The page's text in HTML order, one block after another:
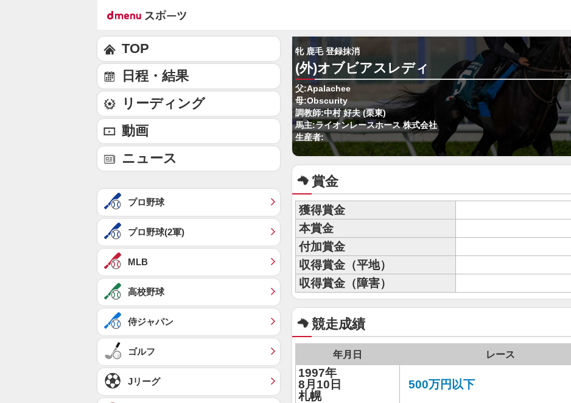
牝 鹿毛 登録抹消
(外)オブビアスレディ
父:Apalachee
母:Obscurity
調教師:中村 好夫 (栗東)
馬主:ライオンレースホース 株式会社
生産者:
賞金
獲得賞金
本賞金
付加賞金
収得賞金（平地）
収得賞金（障害）
競走成績
年月日 レース
1997年
8月10日
札幌
500万円以下
TOP
日程・結果
リーディング
動画
ニュース
プロ野球
プロ野球(2軍)
MLB
高校野球
侍ジャパン
ゴルフ
Jリーグ